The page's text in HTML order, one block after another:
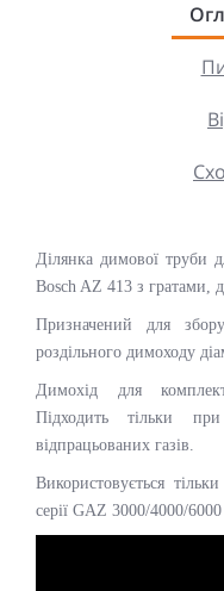
Ділянка димової труби
Bosch AZ 413 з гратами,
Призначений для
роздільного димоходу
Димохід для
Підходить тільки
відпрацьованих газів.
Використовується
серії GAZ 3000/4000/